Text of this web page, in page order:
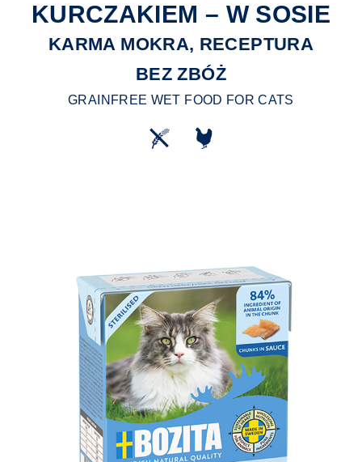
KURCZAKIEM – W SOSIE
KARMA MOKRA, RECEPTURA
BEZ ZBÓŻ
GRAINFREE WET FOOD FOR CATS